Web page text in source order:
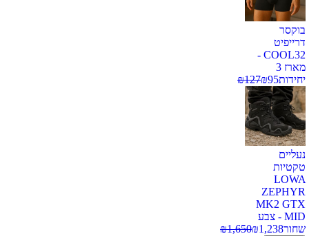
בוקסר
דרייפיט
COOL32 -
מארז 3
יחידות
₪95
₪127
נעליים
טקטיות
LOWA
ZEPHYR
MK2 GTX
MID - צבע
שחור
₪1,238
₪1,650